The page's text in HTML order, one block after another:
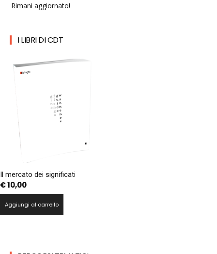
Rimani aggiornato!
I LIBRI DI CDT
Il mercato dei significati
€10,00
Aggiungi al carrello